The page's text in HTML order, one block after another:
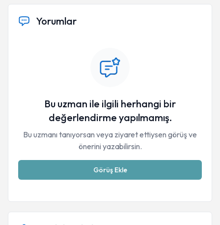
Yorumlar
Bu uzman ile ilgili herhangi bir
değerlendirme yapılmamış.
Bu uzmanı tanıyorsan veya ziyaret ettiysen görüş ve
önerini yazabilirsin.
Görüş Ekle